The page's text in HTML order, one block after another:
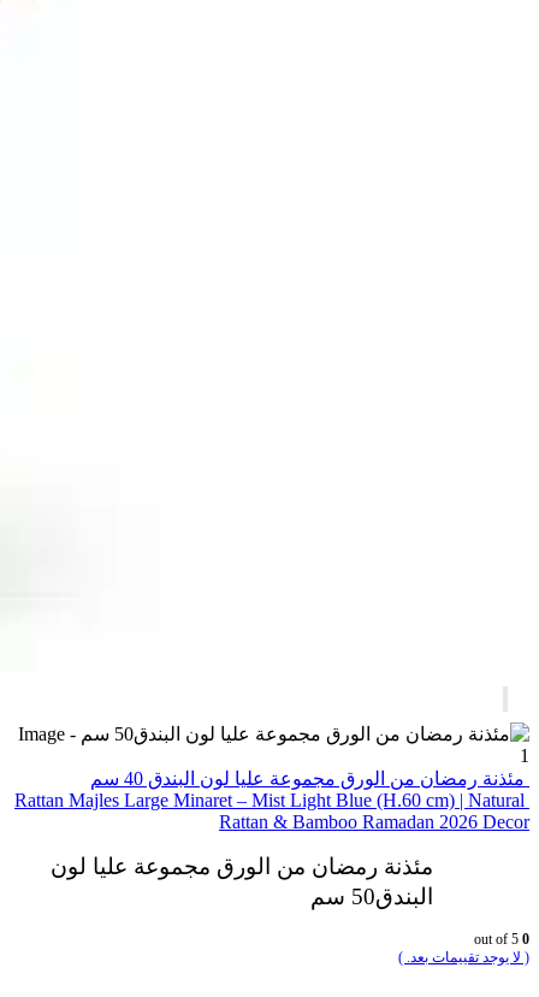
مئذنة رمضان من الورق مجموعة عليا لون البندق 40 سم
Rattan Majles Large Minaret – Mist Light Blue (H.60 cm) | Natural
Rattan & Bamboo Ramadan 2026 Decor
مئذنة رمضان من الورق مجموعة عليا لون
البندق50 سم
0
( لا يوجد تقييمات بعد. )